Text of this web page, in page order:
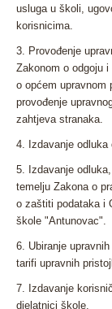
usluga u školi,
korisnicima.
3. Provođenje
Zakonom o odgoju
o općem upravnom
provođenje
zahtjeva stranaka.
4. Izdavanje odluka
5. Izdavanje
temelju Zakona o
o zaštiti podataka i
škole "Antunovac".
6. Ubiranje
tarifi upravnih
7. Izdavanje
djelatnici škole.